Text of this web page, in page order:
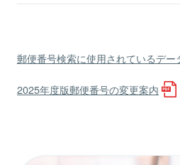
郵便番号検索に使用されているデー
2025年度版郵便番号の変更案内